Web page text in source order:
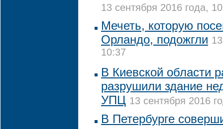
13 сентября 2016 года,
Мечеть, которую
Орландо, подожгли
10:37
В Киевской области
разрушили здание
УПЦ 13 сентября 2016
В Петербурге